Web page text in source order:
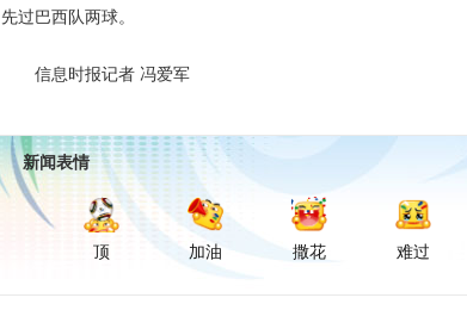
先过巴西队两球。
信息时报记者 冯爱军
新闻表情
顶 加油 撒花 难过